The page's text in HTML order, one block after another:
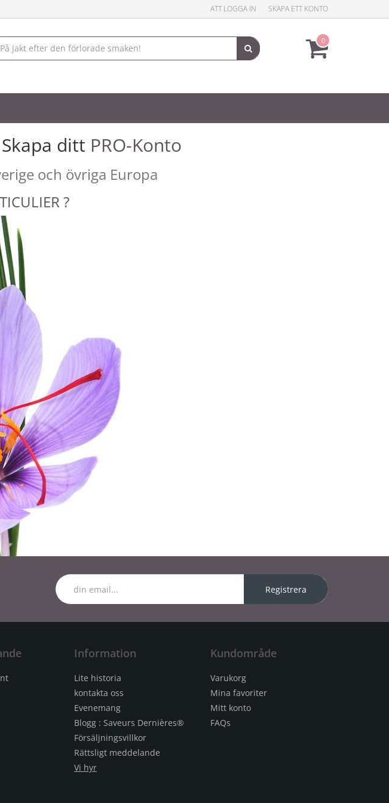
ATT LOGGA IN SKAPA ETT KONTO
0
Skapa ditt PRO-Konto
och övriga Europa
?
Registrera
Information
Lite historia
kontakta oss
Evenemang
Blogg : Saveurs Dernières®
Försäljningsvillkor
Rättsligt meddelande
Vi hyr
Kundområde
Varukorg
Mina favoriter
Mitt konto
FAQs